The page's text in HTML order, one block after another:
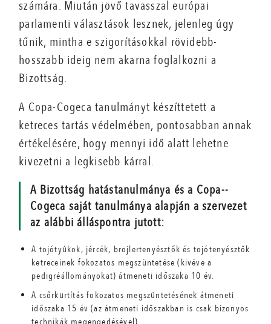
számára. Miután jövő tavasszal európai
parlamenti választások lesznek, jelenleg úgy
tűnik, mintha e szigorításokkal rövidebb-
hosszabb ideig nem akarna foglalkozni a
Bizottság.
A Copa-Cogeca tanulmányt készíttetett a
ketreces tartás védelmében, pontosabban annak
értékelésére, hogy mennyi idő alatt lehetne
kivezetni a legkisebb kárral.
A Bizottság hatástanulmánya és a Copa-­
Cogeca saját tanulmánya alapján a szervezet
az alábbi álláspontra jutott:
A tojótyúkok, jércék, brojlertenyésztők és tojótenyésztők
ketreceinek fokozatos megszüntetése (kivéve a
pedigréállományokat) átmeneti időszaka 10 év.
A csőrkurtítás fokozatos megszüntetésének átmeneti
időszaka 15 év (az átmeneti időszakban is csak bizonyos